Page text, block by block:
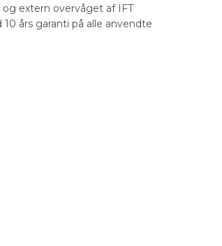
extern overvåget af IFT
års garanti på alle anvendte